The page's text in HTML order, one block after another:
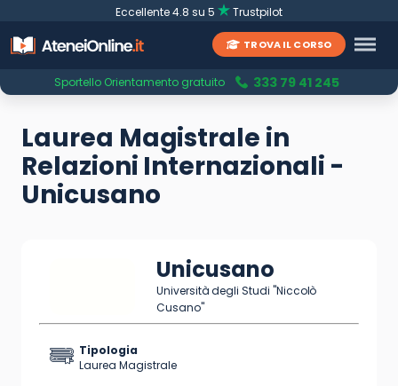
Eccellente 4.8 su 5 Trustpilot
TROVA IL CORSO
Sportello Orientamento gratuito 333 79 41 245
Laurea Magistrale in
Relazioni Internazionali -
Unicusano
Unicusano
Università degli Studi "Niccolò
Cusano"
Tipologia
Laurea Magistrale